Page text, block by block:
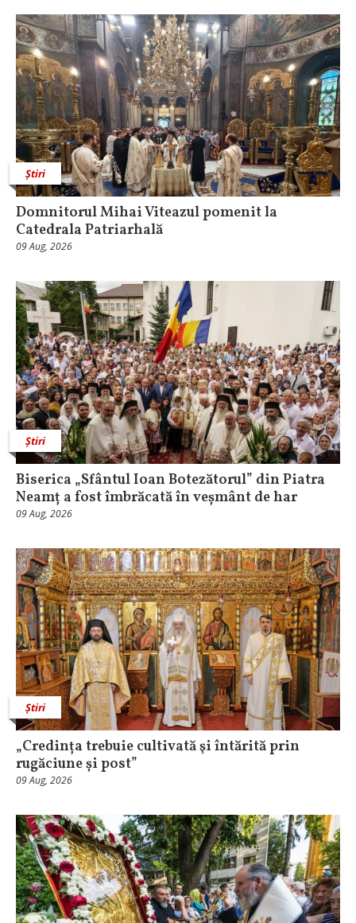
Știri
Domnitorul Mihai Viteazul pomenit la
Catedrala Patriarhală
09 Aug, 2026
Știri
Biserica „Sfântul Ioan Botezătorul” din Piatra
Neamț a fost îmbrăcată în veșmânt de har
09 Aug, 2026
Știri
„Credința trebuie cultivată şi întărită prin
rugăciune și post”
09 Aug, 2026